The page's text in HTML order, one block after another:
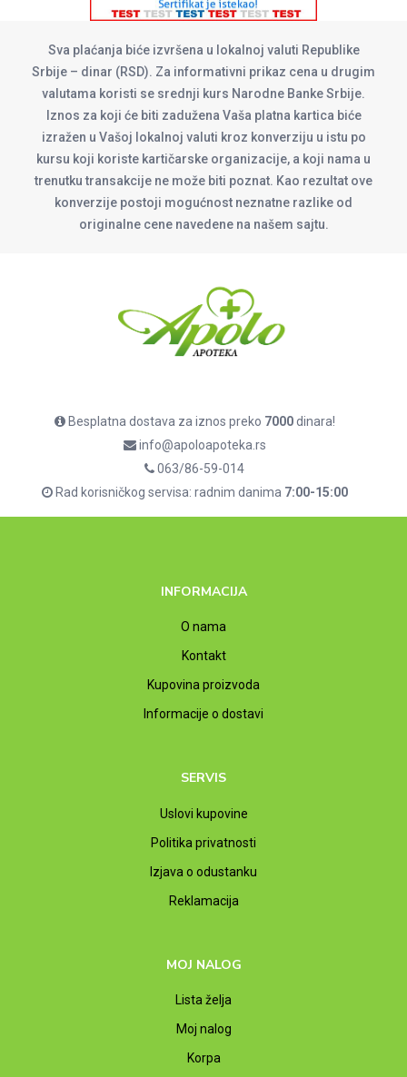
Sva plaćanja biće izvršena u lokalnoj valuti Republike
Srbije – dinar (RSD). Za informativni prikaz cena u drugim
valutama koristi se srednji kurs Narodne Banke Srbije.
Iznos za koji će biti zadužena Vaša platna kartica biće
izražen u Vašoj lokalnoj valuti kroz konverziju u istu po
kursu koji koriste kartičarske organizacije, a koji nama u
trenutku transakcije ne može biti poznat. Kao rezultat ove
konverzije postoji mogućnost neznatne razlike od
originalne cene navedene na našem sajtu.
Besplatna dostava za iznos preko 7000dinara!
info@apoloapoteka.rs
063/86-59-014
Rad korisničkog servisa: radnim danima 7:00-15:00
INFORMACIJA
O nama
Kontakt
Kupovina proizvoda
Informacije o dostavi
SERVIS
Uslovi kupovine
Politika privatnosti
Izjava o odustanku
Reklamacija
MOJ NALOG
Lista želja
Moj nalog
Korpa